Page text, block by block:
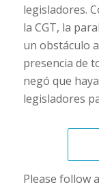
legisladores.
la CGT, la
un obstáculo
presencia de
negó que
legisladores
Please follow